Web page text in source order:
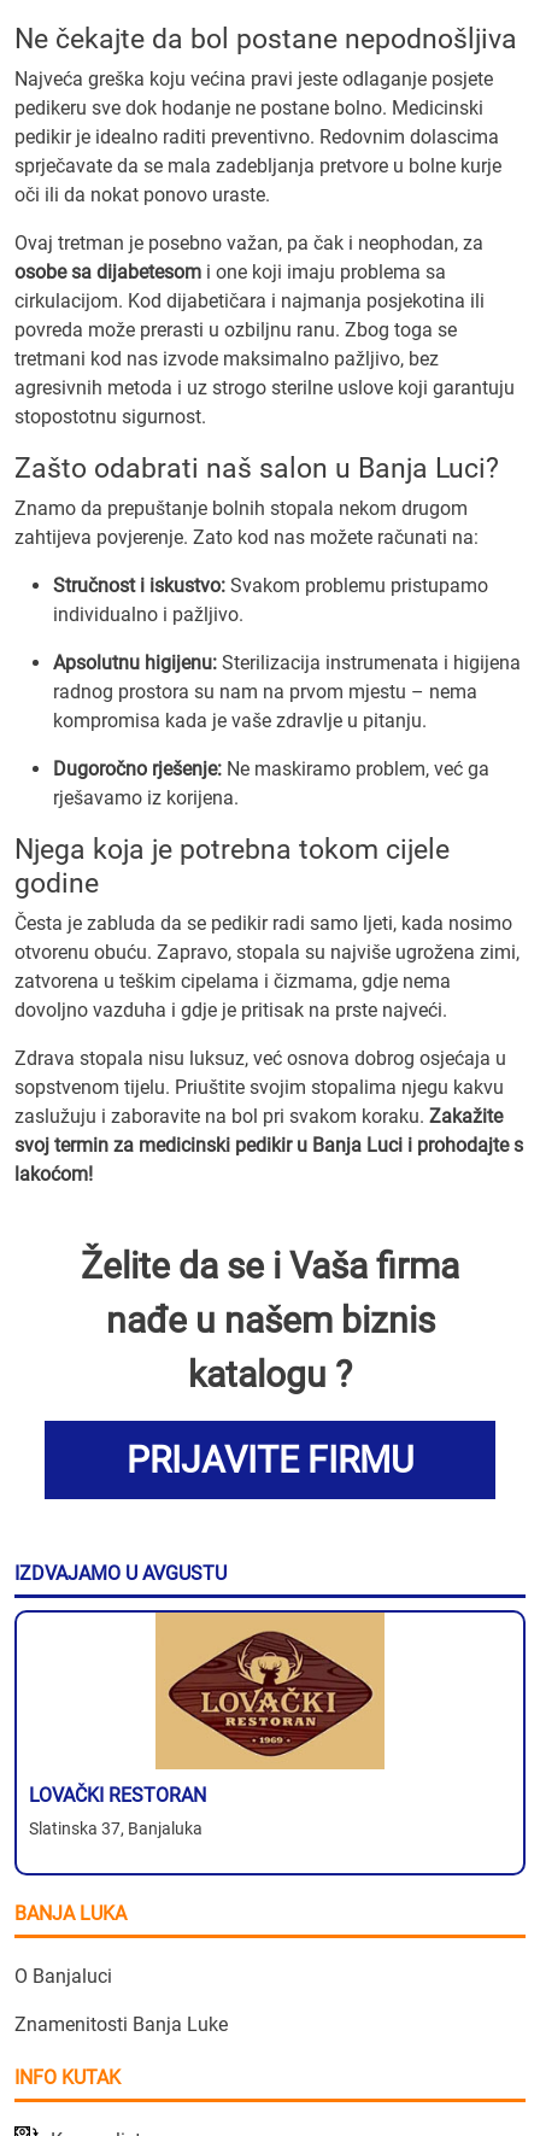
Ne čekajte da bol postane nepodnošljiva
Najveća greška koju većina pravi jeste odlaganje posjete
pedikeru sve dok hodanje ne postane bolno. Medicinski
pedikir je idealno raditi preventivno. Redovnim dolascima
sprječavate da se mala zadebljanja pretvore u bolne kurje
oči ili da nokat ponovo uraste.
Ovaj tretman je posebno važan, pa čak i neophodan, za
osobe sa dijabetesom i one koji imaju problema sa
cirkulacijom. Kod dijabetičara i najmanja posjekotina ili
povreda može prerasti u ozbiljnu ranu. Zbog toga se
tretmani kod nas izvode maksimalno pažljivo, bez
agresivnih metoda i uz strogo sterilne uslove koji garantuju
stopostotnu sigurnost.
Zašto odabrati naš salon u Banja Luci?
Znamo da prepuštanje bolnih stopala nekom drugom
zahtijeva povjerenje. Zato kod nas možete računati na:
Stručnost i iskustvo: Svakom problemu pristupamo
individualno i pažljivo.
Apsolutnu higijenu: Sterilizacija instrumenata i higijena
radnog prostora su nam na prvom mjestu – nema
kompromisa kada je vaše zdravlje u pitanju.
Dugoročno rješenje: Ne maskiramo problem, već ga
rješavamo iz korijena.
Njega koja je potrebna tokom cijele
godine
Česta je zabluda da se pedikir radi samo ljeti, kada nosimo
otvorenu obuću. Zapravo, stopala su najviše ugrožena zimi,
zatvorena u teškim cipelama i čizmama, gdje nema
dovoljno vazduha i gdje je pritisak na prste najveći.
Zdrava stopala nisu luksuz, već osnova dobrog osjećaja u
sopstvenom tijelu. Priuštite svojim stopalima njegu kakvu
zaslužuju i zaboravite na bol pri svakom koraku. Zakažite
svoj termin za medicinski pedikir u Banja Luci i prohodajte s
lakoćom!
Želite da se i Vaša firma
nađe u našem biznis
katalogu ?
PRIJAVITE FIRMU
IZDVAJAMO U AVGUSTU
LOVAČKI RESTORAN
Slatinska 37, Banjaluka
BANJA LUKA
O Banjaluci
Znamenitosti Banja Luke
INFO KUTAK